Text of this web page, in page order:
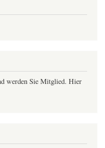
werden Sie Mitglied. Hier